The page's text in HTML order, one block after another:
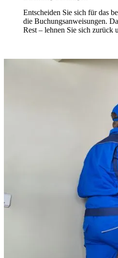
Entscheiden Sie sich für das
die Buchungsanweisungen.
Rest – lehnen Sie sich zurück